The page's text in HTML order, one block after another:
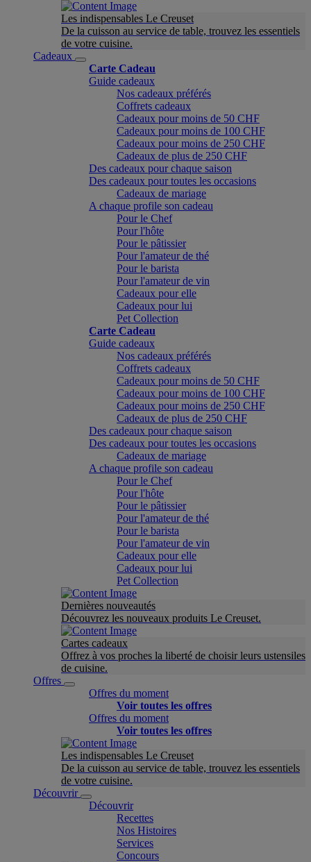
Les indispensables Le Creuset
De la cuisson au service de table, trouvez les essentiels
de votre cuisine.
Cadeaux
Carte Cadeau
Guide cadeaux
Nos cadeaux préférés
Coffrets cadeaux
Cadeaux pour moins de 50 CHF
Cadeaux pour moins de 100 CHF
Cadeaux pour moins de 250 CHF
Cadeaux de plus de 250 CHF
Des cadeaux pour chaque saison
Des cadeaux pour toutes les occasions
Cadeaux de mariage
A chaque profile son cadeau
Pour le Chef
Pour l'hôte
Pour le pâtissier
Pour l'amateur de thé
Pour le barista
Pour l'amateur de vin
Cadeaux pour elle
Cadeaux pour lui
Pet Collection
Carte Cadeau
Guide cadeaux
Nos cadeaux préférés
Coffrets cadeaux
Cadeaux pour moins de 50 CHF
Cadeaux pour moins de 100 CHF
Cadeaux pour moins de 250 CHF
Cadeaux de plus de 250 CHF
Des cadeaux pour chaque saison
Des cadeaux pour toutes les occasions
Cadeaux de mariage
A chaque profile son cadeau
Pour le Chef
Pour l'hôte
Pour le pâtissier
Pour l'amateur de thé
Pour le barista
Pour l'amateur de vin
Cadeaux pour elle
Cadeaux pour lui
Pet Collection
Dernières nouveautés
Découvrez les nouveaux produits Le Creuset.
Cartes cadeaux
Offrez à vos proches la liberté de choisir leurs ustensiles
de cuisine.
Offres
Offres du moment
Voir toutes les offres
Offres du moment
Voir toutes les offres
Les indispensables Le Creuset
De la cuisson au service de table, trouvez les essentiels
de votre cuisine.
Découvrir
Découvrir
Recettes
Nos Histoires
Services
Concours